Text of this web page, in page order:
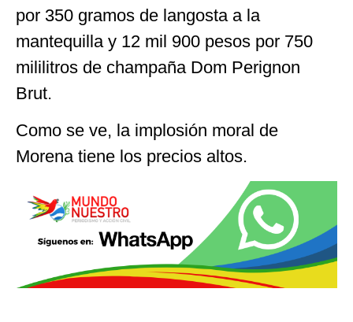
por 350 gramos de langosta a la
mantequilla y 12 mil 900 pesos por 750
mililitros de champaña Dom Perignon
Brut.
Como se ve, la implosión moral de
Morena tiene los precios altos.